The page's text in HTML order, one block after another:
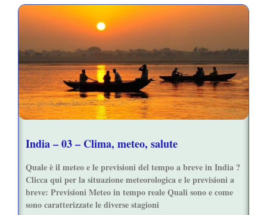
India – 03 – Clima, meteo, salute
Quale è il meteo e le previsioni del tempo a breve in India ?
Clicca qui per la situazione meteorologica e le previsioni a
breve: Previsioni Meteo in tempo reale Quali sono e come
sono caratterizzate le diverse stagioni